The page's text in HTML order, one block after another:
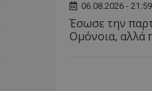
06.08.2026 - 21:59
Έσωσε την
Ομόνοια, αλλά